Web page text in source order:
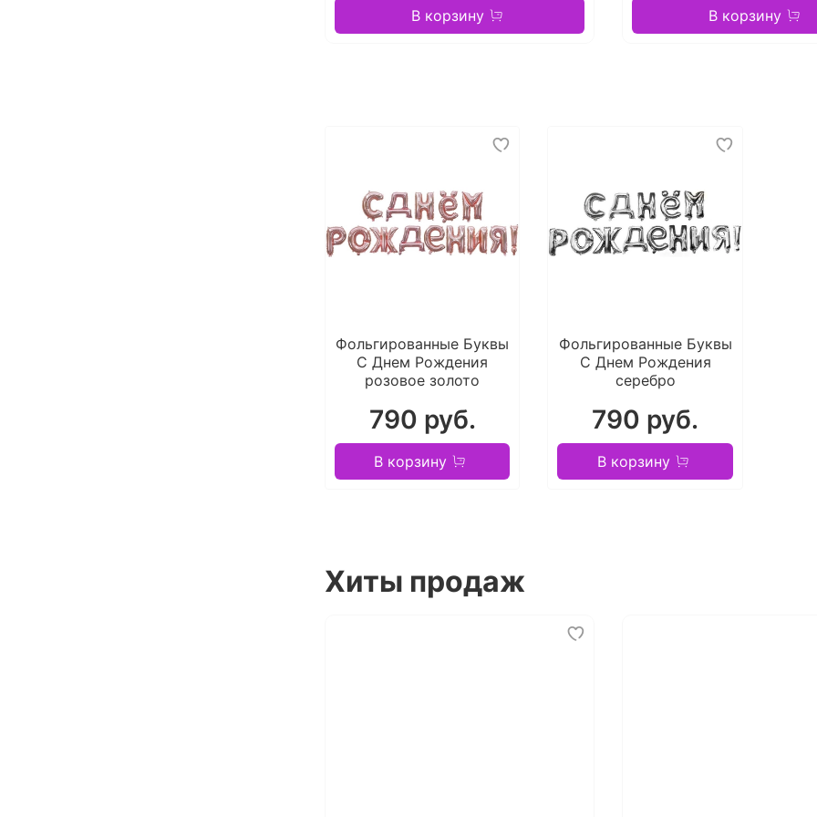
В корзину В корзину
Фольгированные Буквы
С Днем Рождения
розовое золото
790 руб.
В корзину
Фольгированные Буквы
С Днем Рождения
серебро
790 руб.
В корзину
Хиты продаж